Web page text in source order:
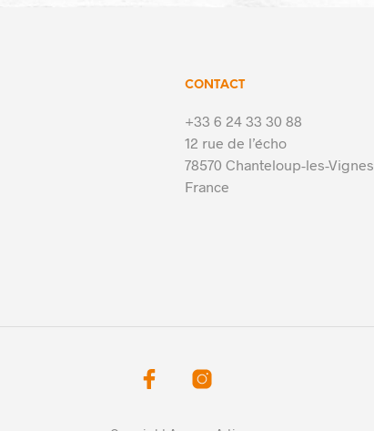
CONTACT
+33 6 24 33 30 88
12 rue de l’écho
78570 Chanteloup-les-Vignes
France